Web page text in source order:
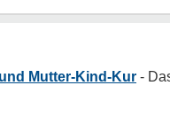
Mutter-Kind-Kur